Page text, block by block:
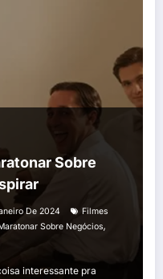
Sobre
De 2024
Filmes
Sobre Negócios,
interessante pra